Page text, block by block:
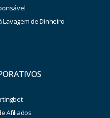
Lavagem de Dinheiro
Afiliados